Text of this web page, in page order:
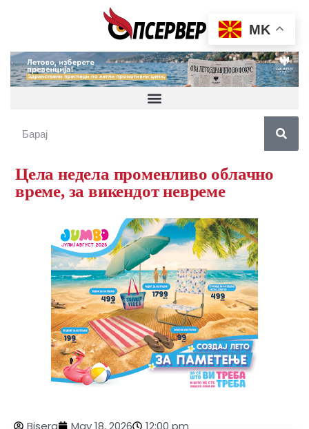
Цела недела променливо облачно
време, за викендот невреме
Bisera May 18, 2026 12:00 pm
MK